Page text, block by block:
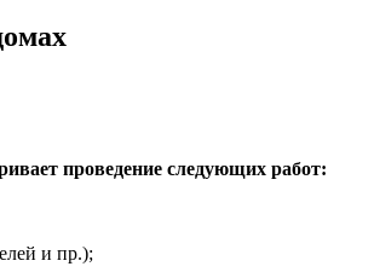
проведение следующих работ:
и пр.);